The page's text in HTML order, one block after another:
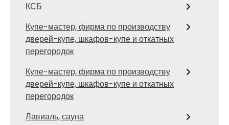
КСБ
Купе-мастер, фирма по производству
дверей-купе, шкафов-купе и откатных
перегородок
Купе-мастер, фирма по производству
дверей-купе, шкафов-купе и откатных
перегородок
Лавиаль, сауна